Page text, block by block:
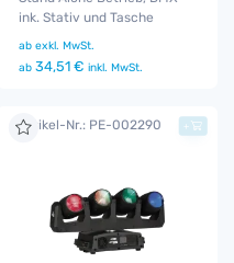
ink. Stativ und Tasche
ab exkl. MwSt.
ab 34,51 € inkl. MwSt.
Artikel-Nr.: PE-002290 +